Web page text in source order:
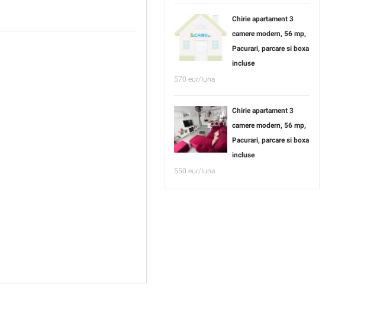
Chirie apartament 3
camere modern, 56 mp,
Pacurari, parcare si boxa
incluse
570 eur/luna
Chirie apartament 3
camere modern, 56 mp,
Pacurari, parcare si boxa
incluse
550 eur/luna